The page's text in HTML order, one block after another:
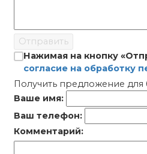
Отправить
Нажимая на кнопку
согласие на обработку
Получить предложение для
Ваше имя:
Ваш телефон:
Комментарий: